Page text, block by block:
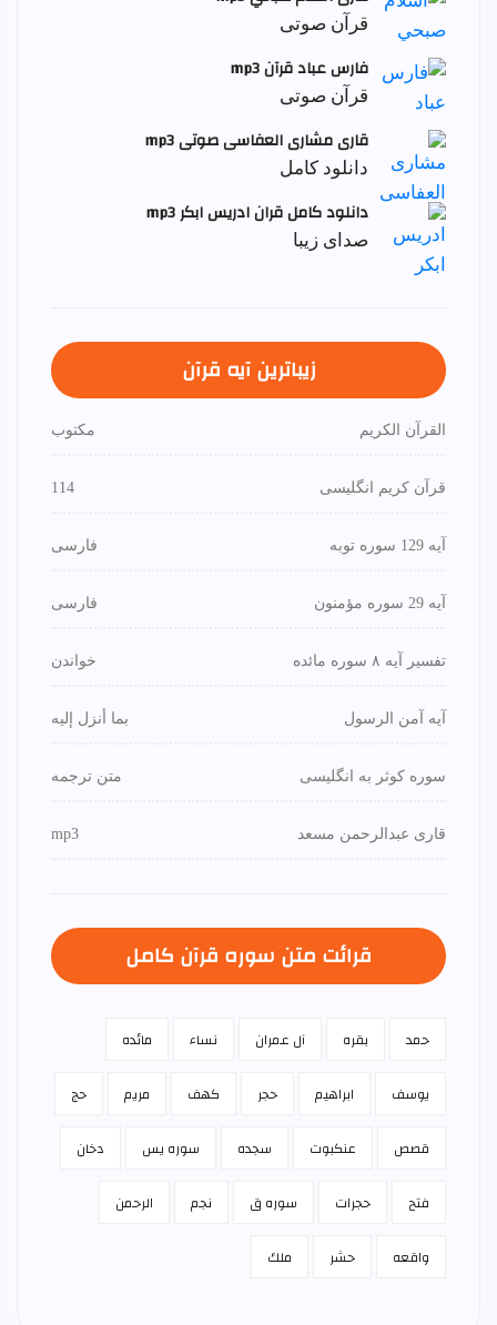
قرآن صوتی
فارس عباد قرآن mp3
قرآن صوتی
قاری مشاری العفاسی صوتی mp3
دانلود کامل
دانلود کامل قران ادریس ابکر mp3
صدای زیبا
زیباترین آیه قرآن
القرآن الكريم مكتوب
قرآن کریم انگلیسی 114
آیه 129 سوره توبه فارسی
آیه 29 سوره مؤمنون فارسی
تفسیر آیه ۸ سوره مائده خواندن
آیه آمن الرسول بما أنزل إليه
سوره کوثر به انگلیسی متن ترجمه
قاری عبدالرحمن مسعد mp3
قرائت متن سوره قرآن كامل
حمد بقره آل عمران نساء مائده
يوسف ابراهيم حجر كهف مريم حج
قصص عنكبوت سجده سوره يس دخان
فتح حجرات سوره ق نجم الرحمن
واقعه حشر ملك